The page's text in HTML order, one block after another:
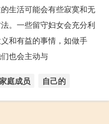
生活可能会有些寂寞和无
。一些留守妇女会充分利
和有益的事情，如做手
也会主动与
庭成员 自己的